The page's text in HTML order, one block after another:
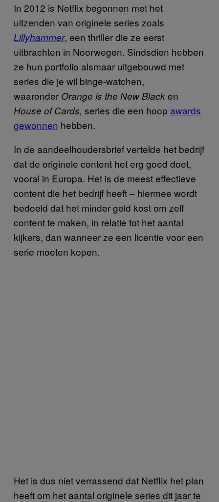
In 2012 is Netflix begonnen met het
uitzenden van originele series zoals
Lillyhammer, een thriller die ze eerst
uitbrachten in Noorwegen. Sindsdien hebben
ze hun portfolio alsmaar uitgebouwd met
series die je wil binge-watchen,
waaronder Orange is the New Blacken
House of Cards, series die een hoop awards
gewonnen hebben.
In de aandeelhoudersbrief vertelde het bedrijf
dat de originele content het erg goed doet,
vooral in Europa. Het is de meest effectieve
content die het bedrijf heeft – hiermee wordt
bedoeld dat het minder geld kost om zelf
content te maken, in relatie tot het aantal
kijkers, dan wanneer ze een licentie voor een
serie moeten kopen.
Het is dus niet verrassend dat Netflix het plan
heeft om het aantal originele series dit jaar te